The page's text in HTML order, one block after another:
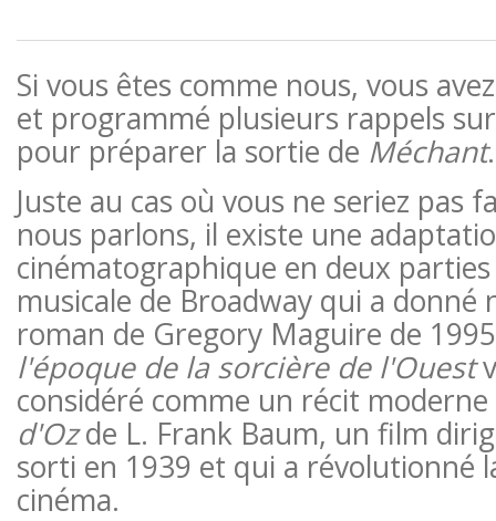
Si vous êtes comme nous, vous
et programmé plusieurs rappels
pour préparer la sortie de Méchant.
Juste au cas où vous ne seriez pas
nous parlons, il existe une
cinématographique en deux parties
musicale de Broadway qui a donné
roman de Gregory Maguire de
l'époque de la sorcière de l'Ouest
considéré comme un récit
d'Ozde L. Frank Baum, un film
sorti en 1939 et qui a révolutionné
cinéma.